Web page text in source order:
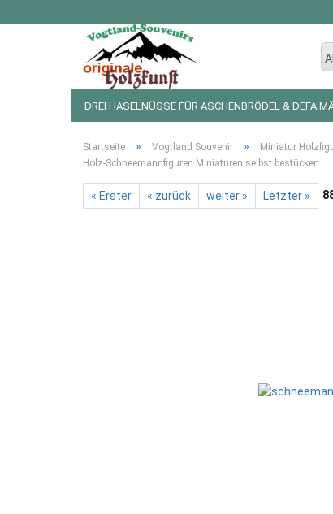
DREI HASELNÜSSE FÜR ASCHENBRÖDEL & DEFA
Startseite » Vogtland Souvenir » Miniatur
Holz-Schneemannfiguren Miniaturen selbst bestücken
« Erster « zurück weiter » Letzter »